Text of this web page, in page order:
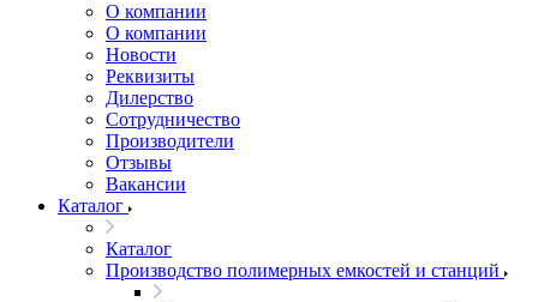
О компании
О компании
Новости
Реквизиты
Дилерство
Сотрудничество
Производители
Отзывы
Вакансии
Каталог
Каталог
Производство полимерных емкостей и станций